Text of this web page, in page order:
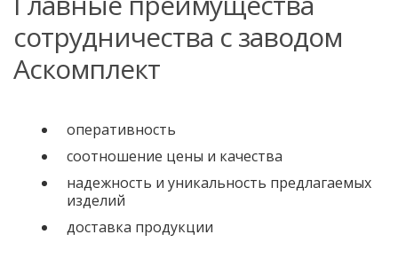
сотрудничества с заводом
Аскомплект
оперативность
соотношение цены и качества
надежность и уникальность предлагаемых
изделий
доставка продукции